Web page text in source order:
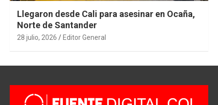
Llegaron desde Cali para asesinar en Ocaña,
Norte de Santander
28 julio, 2026 Editor General